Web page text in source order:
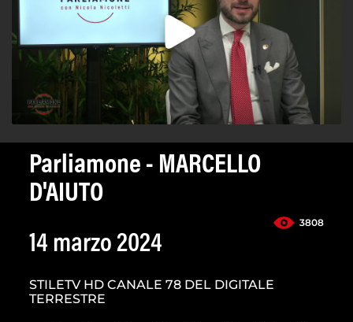
Parliamone - MARCELLO
D'AIUTO
3808
14 marzo 2024
STILETV HD CANALE 78 DEL DIGITALE
TERRESTRE